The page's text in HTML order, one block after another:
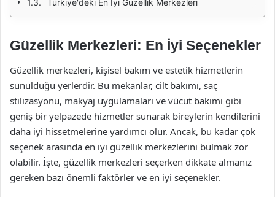
Türkiye'deki En İyi Güzellik Merkezleri
Güzellik Merkezleri: En İyi Seçenekler
Güzellik merkezleri, kişisel bakım ve estetik hizmetlerin
sunulduğu yerlerdir. Bu mekanlar, cilt bakımı, saç
stilizasyonu, makyaj uygulamaları ve vücut bakımı gibi
geniş bir yelpazede hizmetler sunarak bireylerin kendilerini
daha iyi hissetmelerine yardımcı olur. Ancak, bu kadar çok
seçenek arasında en iyi güzellik merkezlerini bulmak zor
olabilir. İşte, güzellik merkezleri seçerken dikkate almanız
gereken bazı önemli faktörler ve en iyi seçenekler.